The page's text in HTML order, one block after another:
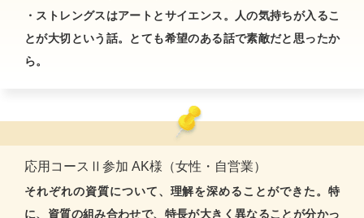
・ストレングスはアートとサイエンス。人の気持ちが入るこ
とが大切という話。とても希望のある話で素敵だと思ったか
ら。
応用コースⅡ参加 AK様（女性・自営業）
それぞれの資質について、理解を深めることができた。特
に、資質の組み合わせで、特長が大きく異なることが分かっ